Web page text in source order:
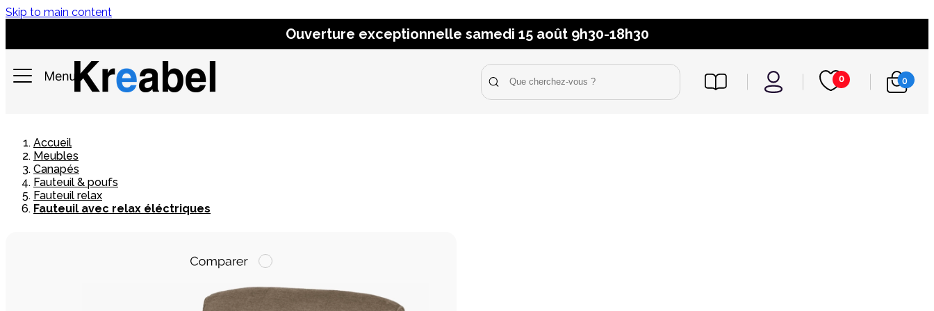
Skip to main content
Ouverture exceptionnelle samedi 15 août 9h30-18h30
0 0
Accueil
Meubles
Canapés
Fauteuil & poufs
Fauteuil relax
Fauteuil avec relax éléctriques